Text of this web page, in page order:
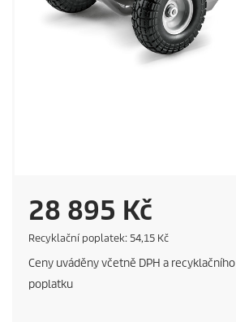
C
u
r
28 895 Kč
E
o
t
a
Recyklační poplatek: 54,15 Kč
Ceny uváděny včetně DPH a recyklačního
poplatku